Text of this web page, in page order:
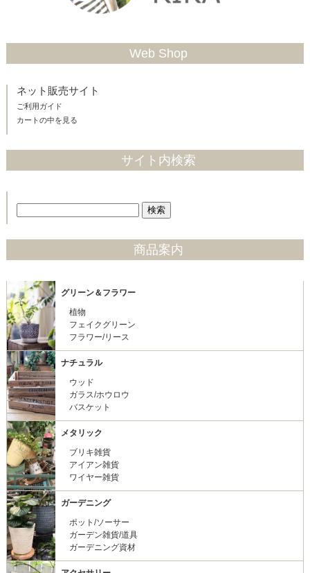
Web Shop
ネット販売サイト
ご利用ガイド
カートの中を見る
サイト内検索
商品案内
グリーン＆フラワー
植物
フェイクグリーン
フラワー/リース
ナチュラル
ウッド
ガラス/ホウロウ
バスケット
メタリック
ブリキ雑貨
アイアン雑貨
ワイヤー雑貨
ガーデニング
ポット/ソーサー
ガーデン雑貨/道具
ガーデニング資材